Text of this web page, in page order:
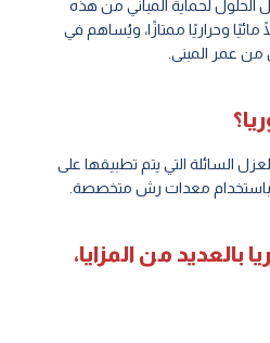
الحلول لحماية المباني من هذه
مائيًا وحراريًا ممتازًا، ويُساهم في
عمر المبنى.
السائلة التي يتم تطبيقها على
باستخدام معدات رش متخصصة.
بالعديد من المزايا،